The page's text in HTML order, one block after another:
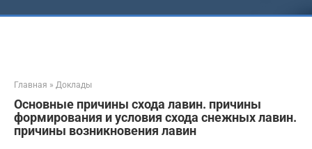
Главная » Доклады
Основные причины схода лавин. причины
формирования и условия схода снежных лавин.
причины возникновения лавин